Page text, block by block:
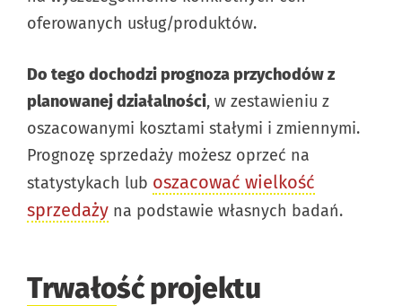
oferowanych usług/produktów.
Do tego dochodzi prognoza przychodów z
planowanej działalności, w zestawieniu z
oszacowanymi kosztami stałymi i zmiennymi.
Prognozę sprzedaży możesz oprzeć na
statystykach lub oszacować wielkość
sprzedaży na podstawie własnych badań.
Trwałość projektu